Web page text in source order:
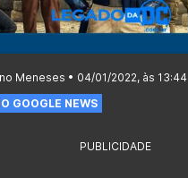
Meneses • 04/01/2022, às 13:44
GOOGLE NEWS
PUBLICIDADE